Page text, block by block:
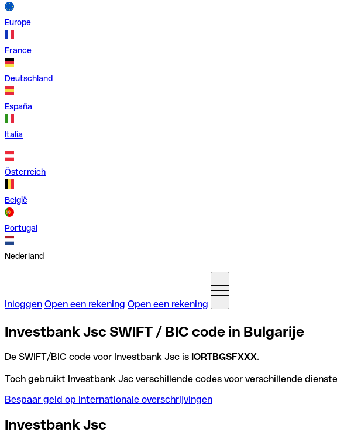
Europe
France
Deutschland
España
Italia
Österreich
België
Portugal
Nederland
Inloggen Open een rekening Open een rekening
Investbank Jsc SWIFT / BIC code in Bulgarije
De SWIFT/BIC code voor Investbank Jsc is IORTBGSFXXX.
Toch gebruikt Investbank Jsc verschillende codes voor verschillende
Bespaar geld op internationale overschrijvingen
Investbank Jsc